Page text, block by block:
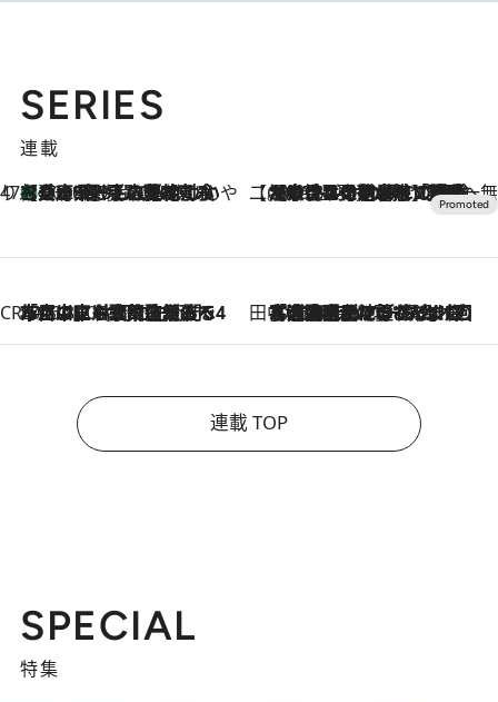
SERIES
連載
47都道府県の手みやげ ひんやりスイーツで夏を満喫
2026.8.8
【兵庫県】この夏絶対食べたい 冷やしておいしいおやつ3選 淡路島の恵みをジェラートに集約 【CREA×星野リゾート】唯一無二。癒しと発見が待つ場所へ
2026.8.7
【トンボの足水浴】ヒノキの香りに包まれて涼感マックス！約13℃の湧水かけ流しを避暑地「星野温泉 トンボの湯」で体験
CREA'S CHOICE
2026.8.7
「立川にも歌舞伎があるんだよ」 片岡仁左衛門・市川中車ら豪華座組みで4年目の立川立飛歌舞伎へ 田中稲の勝手に再ブーム
2026.8.7
「湘南乃風に憧れて」観客大盛上がりの“タオル回し”に、ラッパー顔負けの高速歌唱まで…さだまさし（74）のアグレッシブすぎる現在地
連載 TOP
SPECIAL
特集